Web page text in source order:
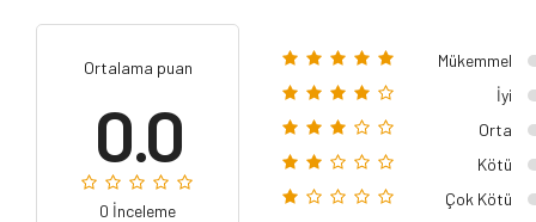
Ortalama puan
0.0
0 İnceleme
Mükemmel
İyi
Orta
Kötü
Çok Kötü